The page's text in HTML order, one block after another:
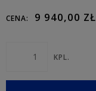
CENA:
9 940,00 ZŁ
KPL.